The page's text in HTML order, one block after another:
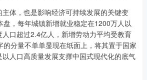
体，也是影响经济可持续发展的关键变
，每年城镇新增就业稳定在1200万人以
人口超过2.4亿人，新增劳动力平均受教育
分量不单单显现在纸面上，将其置于国家
人口高质量发展支撑中国式现代化的底气